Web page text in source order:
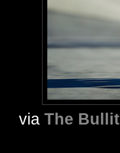
via The Bullit